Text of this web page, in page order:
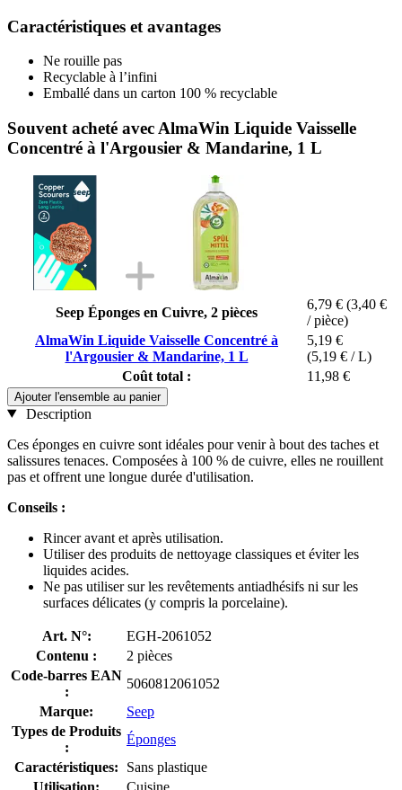
Caractéristiques et avantages
Ne rouille pas
Recyclable à l’infini
Emballé dans un carton 100 % recyclable
Souvent acheté avec AlmaWin Liquide Vaisselle
Concentré à l'Argousier & Mandarine, 1 L
Seep Éponges en Cuivre, 2 pièces
6,79 € (3,40 €
/ pièce)
AlmaWin Liquide Vaisselle Concentré à
l'Argousier & Mandarine, 1 L
5,19 €
(5,19 € / L)
Coût total :
11,98 €
Ajouter l'ensemble au panier
Description
Ces éponges en cuivre sont idéales pour venir à bout des taches et
salissures tenaces. Composées à 100 % de cuivre, elles ne rouillent
pas et offrent une longue durée d'utilisation.
Conseils :
Rincer avant et après utilisation.
Utiliser des produits de nettoyage classiques et éviter les
liquides acides.
Ne pas utiliser sur les revêtements antiadhésifs ni sur les
surfaces délicates (y compris la porcelaine).
Art. N°:
EGH-2061052
Contenu :
2 pièces
Code-barres EAN
:
5060812061052
Marque:
Seep
Types de Produits
:
Éponges
Caractéristiques:
Sans plastique
Utilisation:
Cuisine